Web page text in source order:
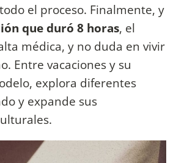
el proceso. Finalmente, y
que duró 8 horas, el
médica, y no duda en vivir
Entre vacaciones y su
explora diferentes
y expande sus